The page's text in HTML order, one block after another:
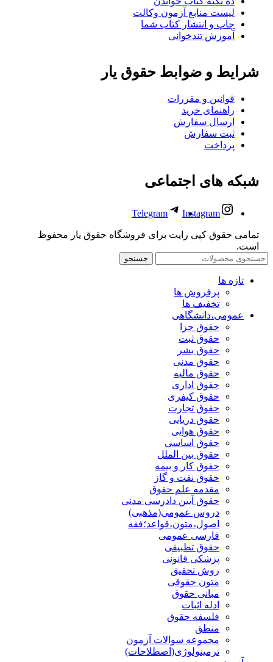
لیست منابع آزمون وکالت
چاپ و انتشار کتاب شما
آموزش تندخوانی
شرایط و ضوابط حقوق یار
قوانین و مقررات
راهنمای خرید
ارسال سفارش
ثبت سفارش
پرداخت
شبکه های اجتماعی
Instagram
Telegram
تمامی حقوق کپی رایت برای فروشگاه حقوق یار محفوظ
است.
جستجو
تازه ها
پرفروش ها
تخفیف ها
عمومی،دانشگاهی
حقوق جزا
حقوق ثبت
حقوق بشر
حقوق مدنی
حقوق مالیه
حقوق اداری
حقوق کیفری
حقوق تجارت
حقوق دریایی
حقوق هوایی
حقوق اساسی
حقوق بین الملل
حقوق کار و بیمه
حقوق نفت و گاز
مقدمه علم حقوق
حقوق آیین دادرسی مدنی
دروس عمومی(مذهبی)
اصول،متون،قواعد؛فقه
فارسی عمومی
حقوق تطبیقی
پزشکی قانونی
روش تحقیق
متون حقوقی
مبانی حقوق
ادله اثبات
فلسفه حقوق
منطق
مجموعه سوالات آزمون
ترمینولوژی(اصطلاحات)